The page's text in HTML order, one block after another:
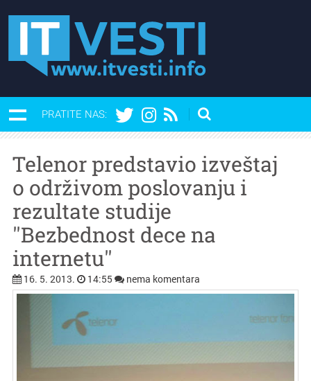
PRATITE NAS:
Telenor predstavio izveštaj
o održivom poslovanju i
rezultate studije
''Bezbednost dece na
internetu''
16. 5. 2013. 14:55 nema komentara